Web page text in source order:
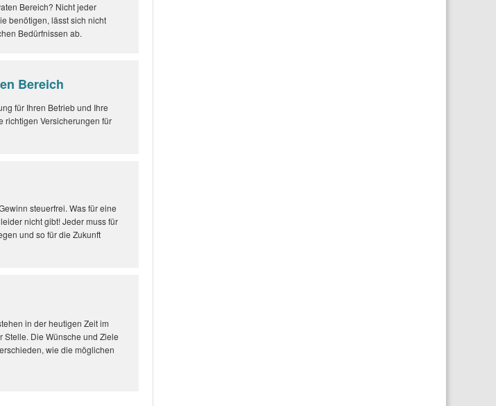
Bereich? Nicht jeder
benötigen, lässt sich nicht
Bedürfnissen ab.
Bereich
für Ihren Betrieb und Ihre
richtigen Versicherungen für
steuerfrei. Was für eine
nicht gibt! Jeder muss für
und so für die Zukunft
in der heutigen Zeit im
Die Wünsche und Ziele
wie die möglichen